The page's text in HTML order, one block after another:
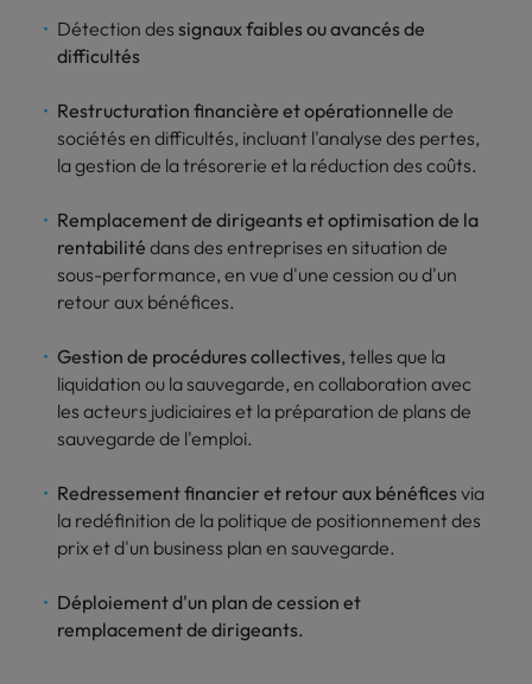
Détection des signaux faibles ou avancés de
difficultés
Restructuration financière et opérationnelle de
sociétés en difficultés, incluant l'analyse des pertes,
la gestion de la trésorerie et la réduction des coûts.
Remplacement de dirigeants et optimisation de la
rentabilité dans des entreprises en situation de
sous-performance, en vue d'une cession ou d'un
retour aux bénéfices.
Gestion de procédures collectives, telles que la
liquidation ou la sauvegarde, en collaboration avec
les acteurs judiciaires et la préparation de plans de
sauvegarde de l'emploi.
Redressement financier et retour aux bénéficesvia
la redéfinition de la politique de positionnement des
prix et d'un business plan en sauvegarde.
Déploiement d'un plan de cession et
remplacement de dirigeants.